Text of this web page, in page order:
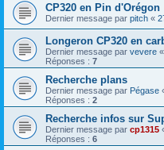
CP320 en Pin d'Orégon
Dernier message par pitch «
Longeron CP320 en
Dernier message par vevere «
Réponses : 7
Recherche plans
Dernier message par Pégase
Réponses : 2
Recherche infos sur
Dernier message par cp1315
Réponses : 6